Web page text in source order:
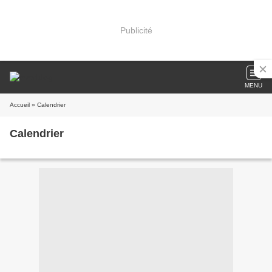
Publicité
MENU
Accueil » Calendrier
Calendrier